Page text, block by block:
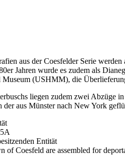
aus der Coesfelder Serie
Jahren wurde es zudem als
Museum (USHMM), die
liegen zudem zwei Abzüge
aus Münster nach New York
Entität
of Coesfeld are assembled for